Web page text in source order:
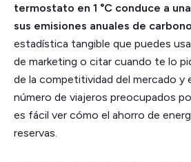
termostato en 1 °C conduce a una
sus emisiones anuales de
estadística tangible que puedes
de marketing o citar cuando te lo
de la competitividad del mercado y
número de viajeros preocupados
es fácil ver cómo el ahorro de
reservas.